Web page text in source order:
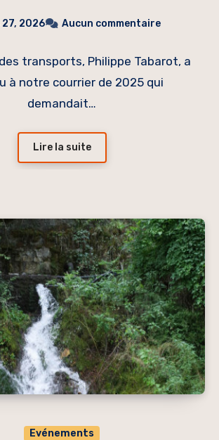
des transports
27, 2026 Aucun commentaire
transports, Philippe Tabarot, a
à notre courrier de 2025 qui
demandait…
Lire la suite
Evénements